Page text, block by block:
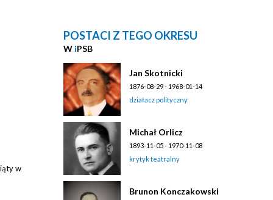
w
POSTACI Z TEGO OKRESU
W iPSB
Jan Skotnicki
1876-08-29 - 1968-01-14
działacz polityczny
Michał Orlicz
1893-11-05 - 1970-11-08
krytyk teatralny
Brunon Konczakowski